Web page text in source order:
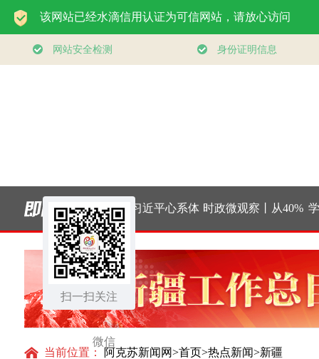
扫一扫关注
微信
此行间·习近平心系体
育强国建设
时政微观察丨从40%
的新目标看全民健身
事业高质量发展
学习进
健康、
当前位置： 阿克苏新闻网>首页>热点新闻>新疆